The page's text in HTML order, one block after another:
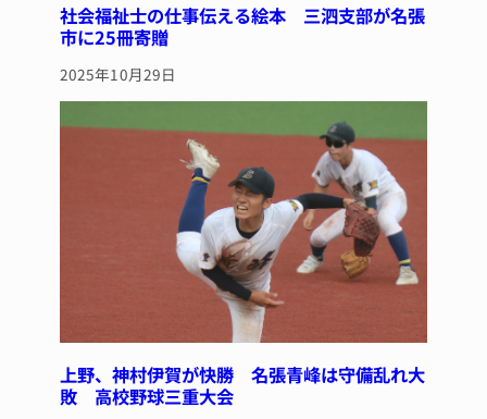
社会福祉士の仕事伝える絵本 三泗支部が名張
市に25冊寄贈
2025年10月29日
上野、神村伊賀が快勝 名張青峰は守備乱れ大
敗 高校野球三重大会